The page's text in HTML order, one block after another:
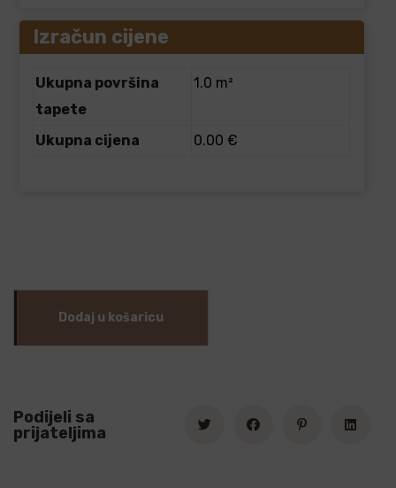
Izračun cijene
Ukupna površina
tapete
1.0 m²
Ukupna cijena 0.00 €
Dodaj u košaricu
Podijeli sa
prijateljima